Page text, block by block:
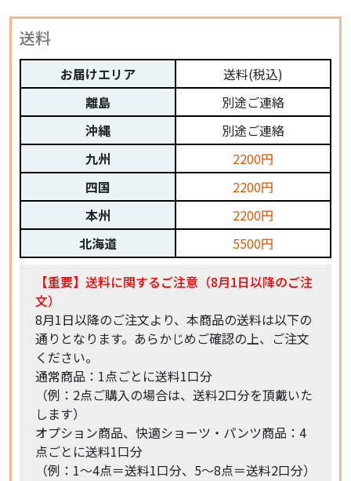
送料
お届けエリア
離島
沖縄
九州
四国
本州
北海道
送料(税込)
別途ご連絡
別途ご連絡
2200円
2200円
2200円
5500円
【重要】送料に関するご注意（8月1日以降のご注
文）
8月1日以降のご注文より、本商品の送料は以下の
通りとなります。あらかじめご確認の上、ご注文
ください。
通常商品：1点ごとに送料1口分
（例：2点ご購入の場合は、送料2口分を頂戴いた
します）
オプション商品、快適ショーツ・パンツ商品：4
点ごとに送料1口分
（例：1〜4点＝送料1口分、5〜8点＝送料2口分）